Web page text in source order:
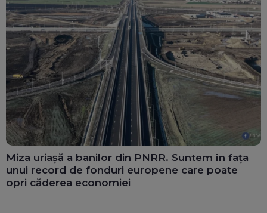
Miza uriașă a banilor din PNRR. Suntem în fața
unui record de fonduri europene care poate
opri căderea economiei